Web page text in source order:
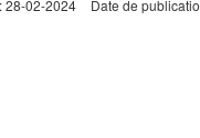
28-02-2024
Date de